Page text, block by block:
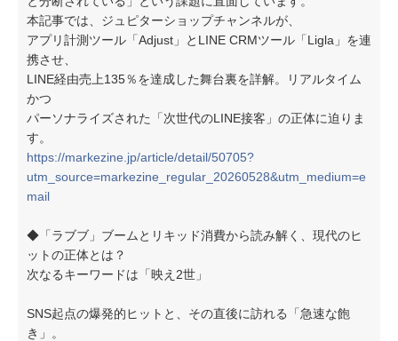
本記事では、ジュピターショップチャンネルが、
アプリ計測ツール「Adjust」とLINE CRMツール「Ligla」を連
携させ、
LINE経由売上135％を達成した舞台裏を詳解。リアルタイム
かつ
パーソナライズされた「次世代のLINE接客」の正体に迫りま
す。
https://markezine.jp/article/detail/50705?
utm_source=markezine_regular_20260528&utm_medium=e
mail
◆「ラブブ」ブームとリキッド消費から読み解く、現代のヒ
ットの正体とは？
次なるキーワードは「映え2世」
SNS起点の爆発的ヒットと、その直後に訪れる「急速な飽
き」。